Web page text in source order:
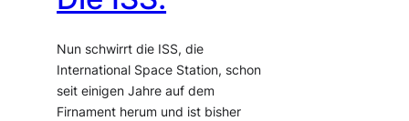
Nun schwirrt die ISS, die
International Space Station, schon
seit einigen Jahre auf dem
Firnament herum und ist bisher